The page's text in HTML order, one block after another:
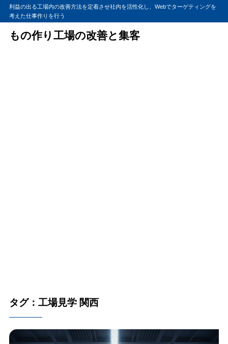
利益の出る工場内の改善方法を定着させ社内を活性化し、Webでターゲティングを
考えた仕事作りを行う
もの作り工場の改善と集客
タグ：工場見学 関西